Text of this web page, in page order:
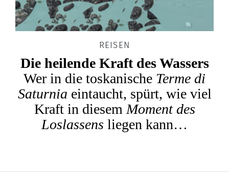
REISEN
Die heilende Kraft des Wassers
Wer in die toskanische Terme di
Saturnia eintaucht, spürt, wie viel
Kraft in diesem Moment des
Loslassens liegen kann…